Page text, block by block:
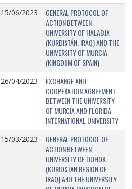
15/06/2023
GENERAL PROTOCOL OF
ACTION BETWEEN
UNIVERSITY OF HALABJA
(KURDISTÁN, IRAQ) AND THE
UNIVERSITY OF MURCIA
(KINGDOM OF SPAIN)
26/04/2023
EXCHANGE AND
COOPERATION AGREEMENT
BETWEEN THE UNIVERSITY
OF MURCIA AND FLORIDA
INTERNATIONAL UNIVERSITY
15/03/2023
GENERAL PROTOCOL OF
ACTION BETWEEN
UNIVERSITY OF DUHOK
(KURIDSTAN REGION OF
IRAQ) AND THE UNIVERSITY